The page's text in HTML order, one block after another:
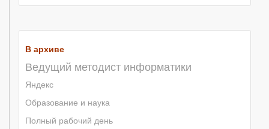
В архиве
Ведущий методист информатики
Яндекс
Образование и наука
Полный рабочий день